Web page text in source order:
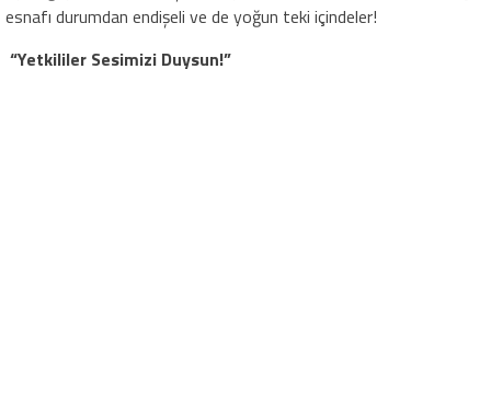
esnafı durumdan endişeli ve de yoğun teki içindeler!
“Yetkililer Sesimizi Duysun!”